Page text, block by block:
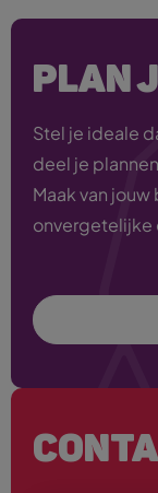
PLAN
Stel je ideale
deel je
Maak van
onvergetelijke